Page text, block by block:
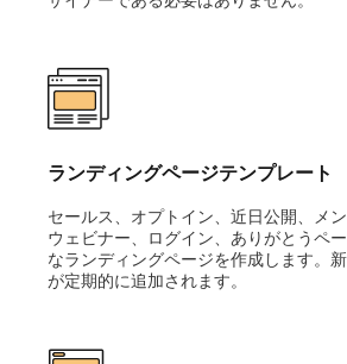
ランディングページテンプレート
セールス、オプトイン、近日公開、メン
ウェビナー、ログイン、ありがとうペ
なランディングページを作成します。
が定期的に追加されます。